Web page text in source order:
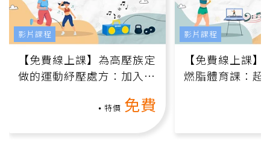
【免費線上課】為高壓族定
做的運動紓壓處方：加入行
特價 免費
影片課程
【免費線上課
燃脂體育課：超
影片課程